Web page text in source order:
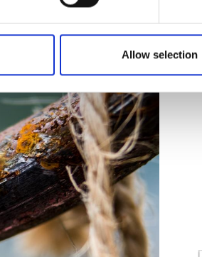
Allow selection